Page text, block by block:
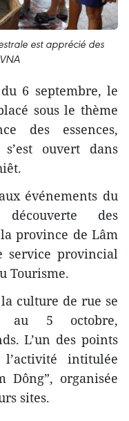
est apprécié des
6 septembre, le
sous le thème
des essences,
ouvert dans
événements du
des
province de Lâm
service provincial
Tourisme.
culture de rue se
au 5 octobre,
L’un des points
intitulée
Dông”, organisée
sites.